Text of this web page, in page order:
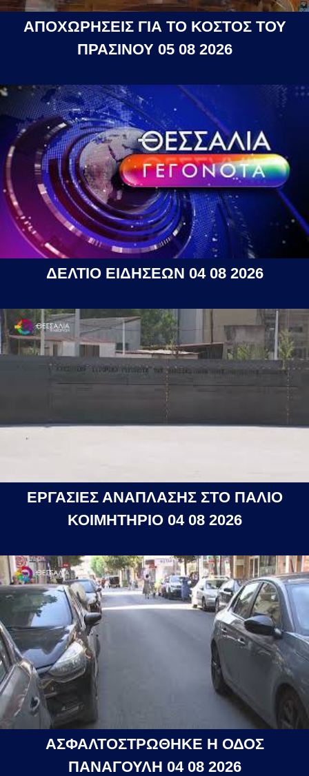
ΑΠΟΧΩΡΗΣΕΙΣ ΓΙΑ ΤΟ ΚΟΣΤΟΣ ΤΟΥ
ΠΡΑΣΙΝΟΥ 05 08 2026
ΔΕΛΤΙΟ ΕΙΔΗΣΕΩΝ 04 08 2026
ΕΡΓΑΣΙΕΣ ΑΝΑΠΛΑΣΗΣ ΣΤΟ ΠΑΛΙΟ
ΚΟΙΜΗΤΗΡΙΟ 04 08 2026
ΑΣΦΑΛΤΟΣΤΡΩΘΗΚΕ Η ΟΔΟΣ
ΠΑΝΑΓΟΥΛΗ 04 08 2026